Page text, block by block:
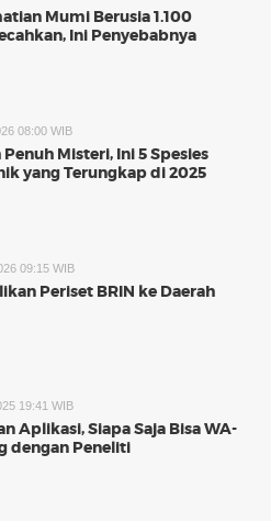
Mumi Berusia 1.100
Ini Penyebabnya
08:00 WIB
Misteri, Ini 5 Spesies
yang Terungkap di 2025
09:15 WIB
Periset BRIN ke Daerah
19:41 WIB
Aplikasi, Siapa Saja Bisa WA-
dengan Peneliti